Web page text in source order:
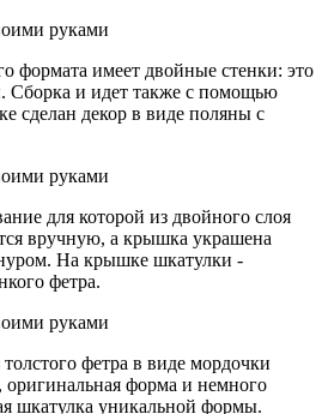
формата имеет двойные стенки: это
Сборка и идет также с помощью
сделан декор в виде поляны с
для которой из двойного слоя
вручную, а крышка украшена
На крышке шкатулки -
фетра.
фетра в виде мордочки
оригинальная форма и немного
шкатулка уникальной формы.